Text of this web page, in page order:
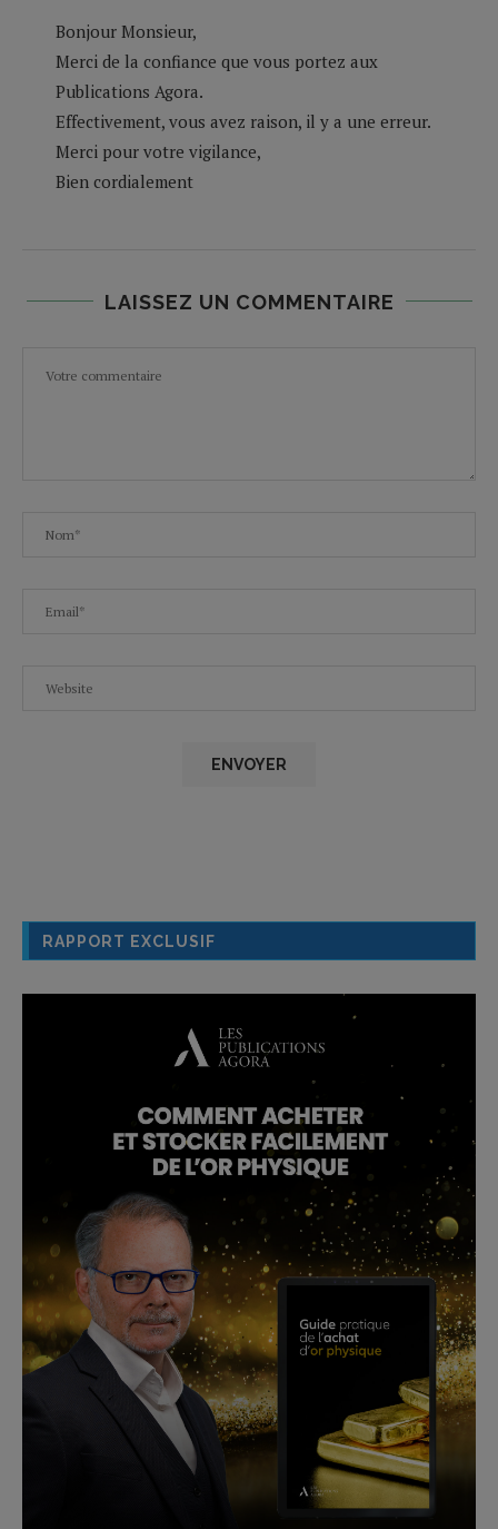
Bonjour Monsieur,
Merci de la confiance que vous portez aux
Publications Agora.
Effectivement, vous avez raison, il y a une erreur.
Merci pour votre vigilance,
Bien cordialement
LAISSEZ UN COMMENTAIRE
RAPPORT EXCLUSIF